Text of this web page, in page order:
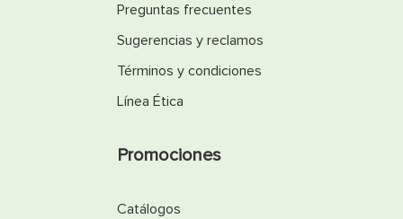
Preguntas frecuentes
Sugerencias y reclamos
Términos y condiciones
Línea Ética
Promociones
Catálogos